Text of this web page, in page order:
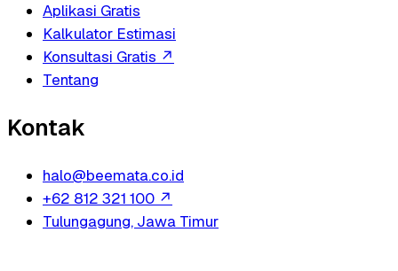
Aplikasi Gratis
Kalkulator Estimasi
Konsultasi Gratis ↗
Tentang
Kontak
halo@beemata.co.id
+62 812 321 100 ↗
Tulungagung, Jawa Timur